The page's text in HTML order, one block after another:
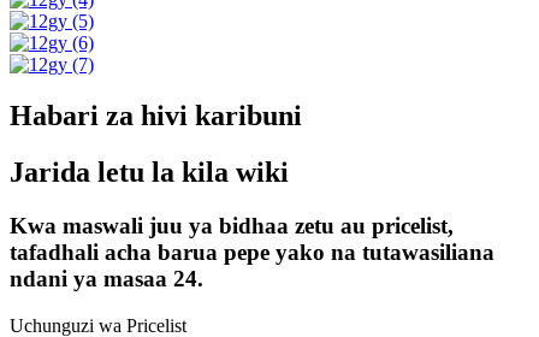
Habari za hivi karibuni
Jarida letu la kila wiki
Kwa maswali juu ya bidhaa zetu au pricelist,
tafadhali acha barua pepe yako na tutawasiliana
ndani ya masaa 24.
Uchunguzi wa Pricelist